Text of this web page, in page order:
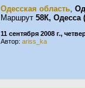
Одесская область,
Маршрут 58К, Одесса
11 сентября 2008 г.,
Автор: ariss_ka